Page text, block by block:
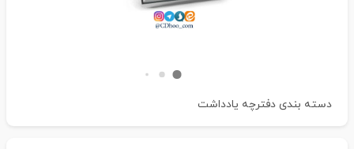
دسته بندی دفترچه یادداشت